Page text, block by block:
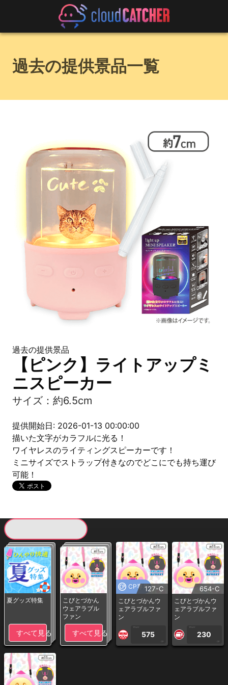
過去の提供景品一覧
過去の提供景品
【ピンク】ライトアップミ
ニスピーカー
サイズ：約6.5cm
提供開始日: 2026-01-13 00:00:00
描いた文字がカラフルに光る！
ワイヤレスのライティングスピーカーです！
ミニサイズでストラップ付きなのでどこにでも持ち運び
可能！
夏グッズ特集
すべて見る
こびとづかん
ウェアラブル
ファン
すべて見る
CP専用127-C
こびとづかんウ
ェアラブルファ
ン
1PLAY
575
CP
654-C
こびとづかんウ
ェアラブルファ
ン
1PLAY
230
CP